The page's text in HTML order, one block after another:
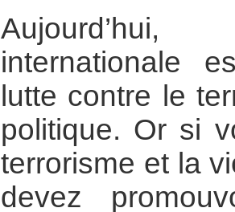
internationale
lutte contre le
politique. Or si
terrorisme et la
devez